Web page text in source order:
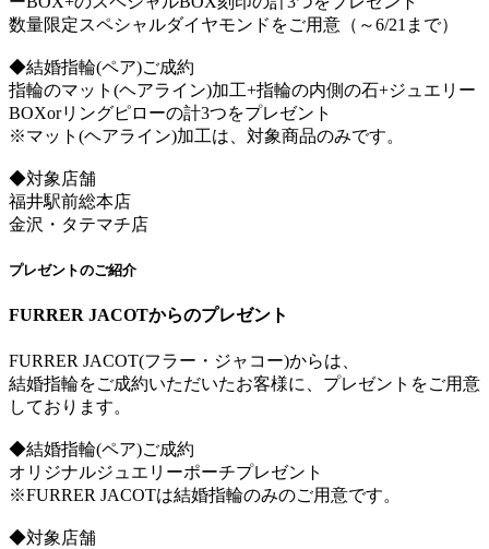
数量限定スペシャルダイヤモンドをご用意（～6/21まで）
◆結婚指輪(ペア)ご成約
指輪のマット(ヘアライン)加工+指輪の内側の石+ジュエリー
BOXorリングピローの計3つをプレゼント
※マット(ヘアライン)加工は、対象商品のみです。
◆対象店舗
福井駅前総本店
金沢・タテマチ店
プレゼントのご紹介
FURRER JACOTからのプレゼント
FURRER JACOT(フラー・ジャコー)からは、
結婚指輪をご成約いただいたお客様に、プレゼントをご用意
しております。
◆結婚指輪(ペア)ご成約
オリジナルジュエリーポーチプレゼント
※FURRER JACOTは結婚指輪のみのご用意です。
◆対象店舗